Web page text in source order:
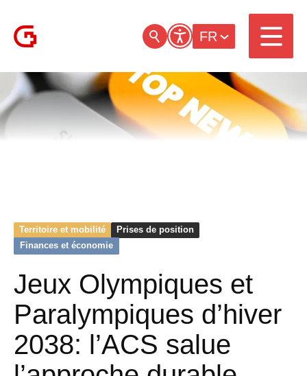
FR
Territoire et mobilité
Prises de position
Finances et économie
Jeux Olympiques et
Paralympiques d’hiver
2038: l’ACS salue